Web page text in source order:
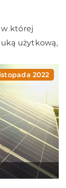
w której
użytkową,
2022